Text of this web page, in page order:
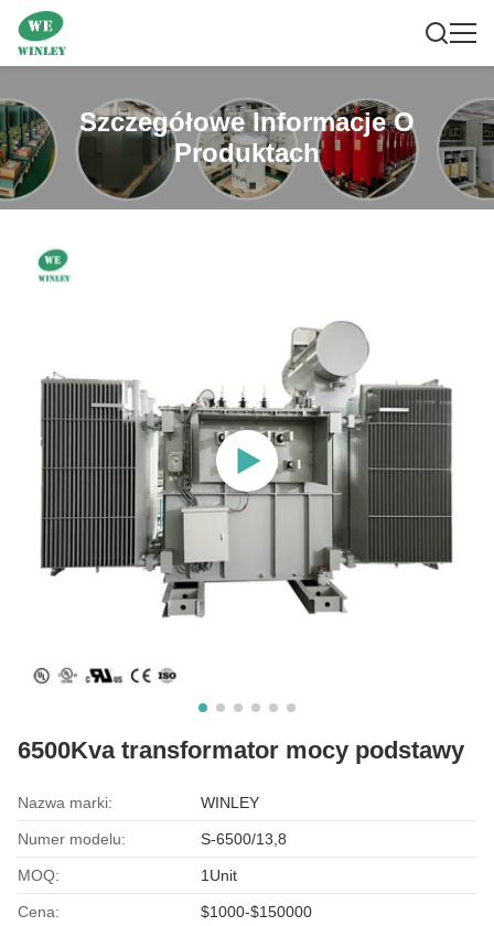
Szczegółowe Informacje O
Produktach
6500Kva transformator mocy podstawy
Nazwa marki: WINLEY
Numer modelu: S-6500/13,8
MOQ: 1Unit
Cena: $1000-$150000